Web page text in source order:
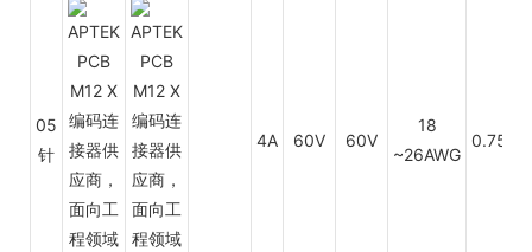
05
针
4A 60V 60V
18
~26AWG